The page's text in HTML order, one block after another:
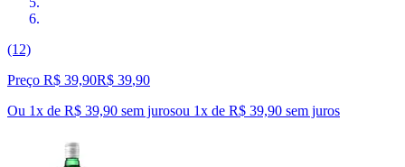
(12)
Preço R$ 39,90R$ 39,90
Ou 1x de R$ 39,90 sem jurosou 1x de R$ 39,90 sem juros